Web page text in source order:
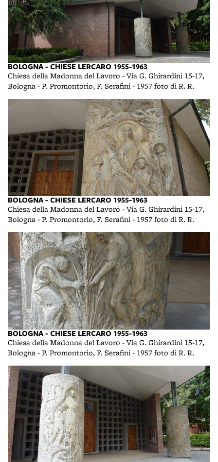
BOLOGNA - CHIESE LERCARO 1955-1963
Chiesa della Madonna del Lavoro - Via G. Ghirardini 15-17,
Bologna - P. Promontorio, F. Serafini - 1957 foto di R. R.
BOLOGNA - CHIESE LERCARO 1955-1963
Chiesa della Madonna del Lavoro - Via G. Ghirardini 15-17,
Bologna - P. Promontorio, F. Serafini - 1957 foto di R. R.
BOLOGNA - CHIESE LERCARO 1955-1963
Chiesa della Madonna del Lavoro - Via G. Ghirardini 15-17,
Bologna - P. Promontorio, F. Serafini - 1957 foto di R. R.